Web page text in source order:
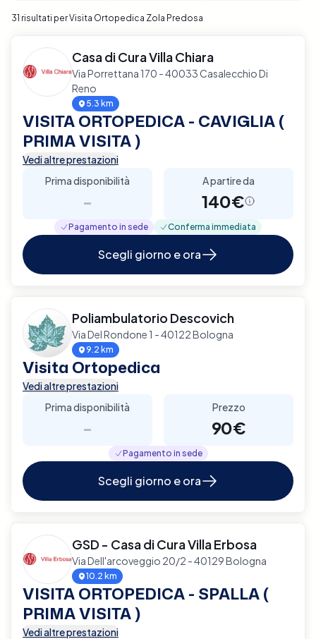
31 risultati per Visita Ortopedica Zola Predosa
Casa di Cura Villa Chiara
Via Porrettana 170 - 40033 Casalecchio Di
Reno
5.3 km
VISITA ORTOPEDICA - CAVIGLIA (
PRIMA VISITA )
Vedi altre prestazioni
Prima disponibilità
-
A partire da
140€
Pagamento in sede Conferma immediata
Scegli giorno e ora
Poliambulatorio Descovich
Via Del Rondone 1 - 40122 Bologna
9.2 km
Visita Ortopedica
Vedi altre prestazioni
Prima disponibilità
-
Prezzo
90€
Pagamento in sede
Scegli giorno e ora
GSD - Casa di Cura Villa Erbosa
Via Dell'arcoveggio 20/2 - 40129 Bologna
10.2 km
VISITA ORTOPEDICA - SPALLA (
PRIMA VISITA )
Vedi altre prestazioni